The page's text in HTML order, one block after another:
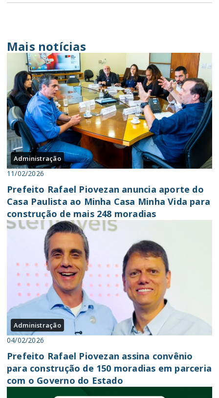
Mais notícias
Administração
11/02/2026
Prefeito Rafael Piovezan anuncia aporte do
Casa Paulista ao Minha Casa Minha Vida para
construção de mais 248 moradias
Administração
04/02/2026
Prefeito Rafael Piovezan assina convênio
para construção de 150 moradias em parceria
com o Governo do Estado